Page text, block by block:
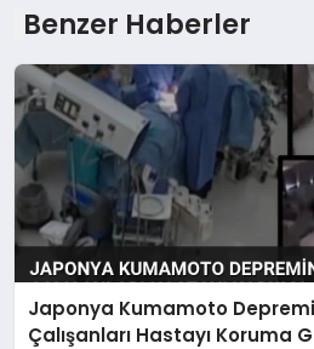
Benzer Haberler
Japonya Kumamoto
Çalışanları Hastayı Koruma